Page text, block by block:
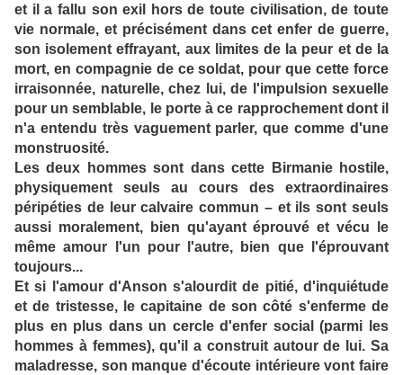
et il a fallu son exil hors de toute civilisation, de toute
vie normale, et précisément dans cet enfer de guerre,
son isolement effrayant, aux limites de la peur et de la
mort, en compagnie de ce soldat, pour que cette force
irraisonnée, naturelle, chez lui, de l'impulsion sexuelle
pour un semblable, le porte à ce rapprochement dont il
n'a entendu très vaguement parler, que comme d'une
monstruosité.
Les deux hommes sont dans cette Birmanie hostile,
physiquement seuls au cours des extraordinaires
péripéties de leur calvaire commun – et ils sont seuls
aussi moralement, bien qu'ayant éprouvé et vécu le
même amour l'un pour l'autre, bien que l'éprouvant
toujours...
Et si l'amour d'Anson s'alourdit de pitié, d'inquiétude
et de tristesse, le capitaine de son côté s'enferme de
plus en plus dans un cercle d'enfer social (parmi les
hommes à femmes), qu'il a construit autour de lui. Sa
maladresse, son manque d'écoute intérieure vont faire